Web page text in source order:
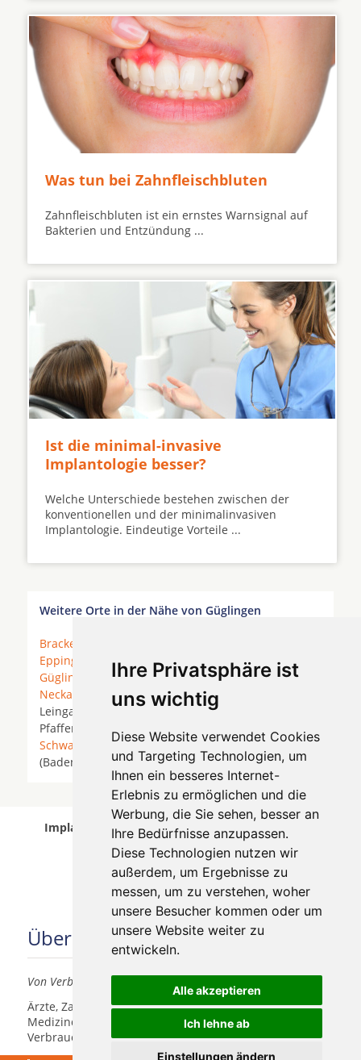
Ihre Privatsphäre ist
uns wichtig
Diese Website verwendet Cookies
und Targeting Technologien, um
Ihnen ein besseres Internet-
Erlebnis zu ermöglichen und die
Werbung, die Sie sehen, besser an
Ihre Bedürfnisse anzupassen.
Diese Technologien nutzen wir
außerdem, um Ergebnisse zu
messen, um zu verstehen, woher
unsere Besucher kommen oder um
unsere Website weiter zu
entwickeln.
Alle akzeptieren
Ich lehne ab
Einstellungen ändern
Was tun bei Zahnfleischbluten
Zahnfleischbluten ist ein ernstes Warnsignal auf
Bakterien und Entzündung ...
Ist die minimal-invasive
Implantologie besser?
Welche Unterschiede bestehen zwischen der
konventionellen und der minimalinvasiven
Implantologie. Eindeutige Vorteile ...
Weitere Orte in der Nähe von Güglingen
Brackenheim
Eppingen
* Erligheim * Freudental * Gemmingen
Güglingen
* Illingen (Württemberg) *Kirchheim am
Neckar
* Kürnbach *Lauffen am Neckar
Leingarten *
Löchgau*Nordheim (Württemberg)
Pfaffenhofen (Württemberg) *
Sachsenheim
Schwaigern
* Sersheim *Sternenfels* Sulzfeld
(Baden) *
Vaihingen an der Enz*Zaberfeld*
Implantologen in Güglingen wurde am 05 August
2026 aktualisiert.
Über uns
Von Verbrauchern für Verbraucher
Ärzte, Zahnärzte, Akustiker und andere
Medizindienstleister haben hier die Möglichkeit, sich
Verbrauchern vorzustellen.